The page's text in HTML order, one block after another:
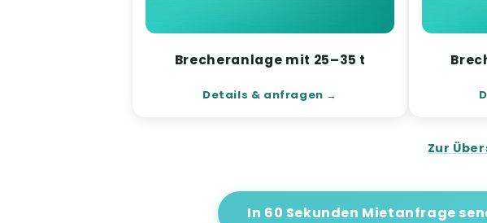
Brecheranlage mit 25–35 t
Details & anfragen
Zur
In 60 Sekunden Mietanfrage